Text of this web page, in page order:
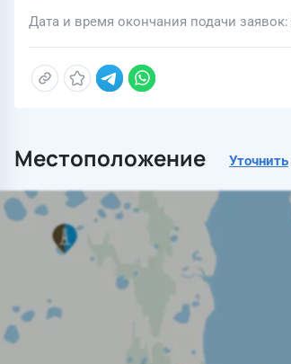
Дата и время окончания подачи заявок
Местоположение Уточнить